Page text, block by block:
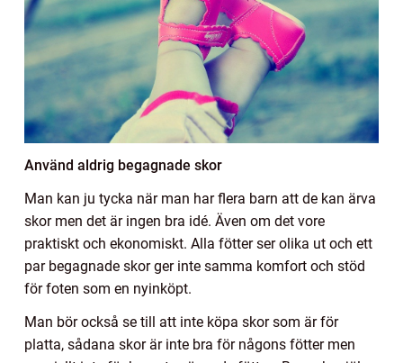
Använd aldrig begagnade skor
Man kan ju tycka när man har flera barn att de kan ärva
skor men det är ingen bra idé. Även om det vore
praktiskt och ekonomiskt. Alla fötter ser olika ut och ett
par begagnade skor ger inte samma komfort och stöd
för foten som en nyinköpt.
Man bör också se till att inte köpa skor som är för
platta, sådana skor är inte bra för någons fötter men